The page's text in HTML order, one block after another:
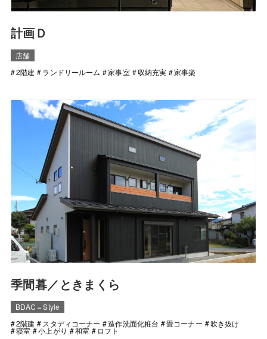
計画Ｄ
店舗
2階建
ランドリールーム 家事室 収納充実 家事楽
季間暮／ときまくら
BDAC＝Style
2階建
スタディコーナー 造作洗面化粧台 畳コーナー 吹き抜け
寝室 小上がり 和室 ロフト